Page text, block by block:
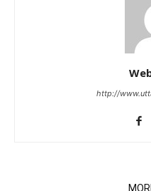
http://